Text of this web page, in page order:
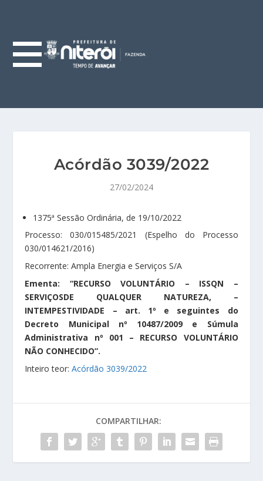
Acórdão 3039/2022
27/02/2024
1375ª Sessão Ordinária, de 19/10/2022
Processo: 030/015485/2021 (Espelho do Processo
030/014621/2016)
Recorrente: Ampla Energia e Serviços S/A
Ementa: “RECURSO VOLUNTÁRIO – ISSQN –
SERVIÇOSDE QUALQUER NATUREZA, –
INTEMPESTIVIDADE – art. 1º e seguintes do
Decreto Municipal nº 10487/2009 e Súmula
Administrativa nº 001 – RECURSO VOLUNTÁRIO
NÃO CONHECIDO”.
Inteiro teor:Acórdão 3039/2022
COMPARTILHAR: